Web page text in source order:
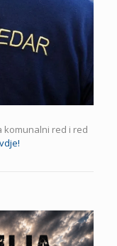
komunalni red i red